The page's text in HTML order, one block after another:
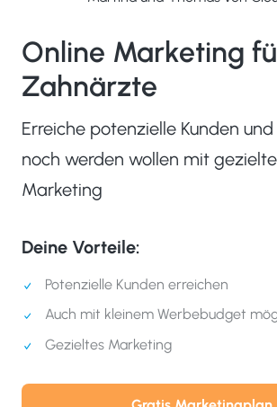
Online Marketing
Zahnärzte
Erreiche potenzielle Kunden
noch werden wollen mit
Marketing
Deine Vorteile:
Potenzielle Kunden erreichen
Auch mit kleinem Werbebudget
Gezieltes Marketing